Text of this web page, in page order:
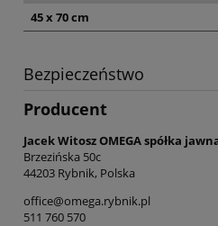
45 x 70 cm
Bezpieczeństwo
Producent
Jacek Witosz OMEGA spółka
Brzezińska 50c
44203 Rybnik, Polska
office@omega.rybnik.pl
511 760 570